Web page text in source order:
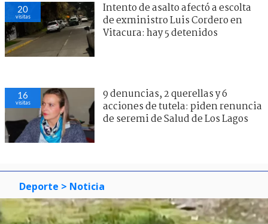
20
visitas
Intento de asalto afectó a escolta
de exministro Luis Cordero en
Vitacura: hay 5 detenidos
16
visitas
9 denuncias, 2 querellas y 6
acciones de tutela: piden renuncia
de seremi de Salud de Los Lagos
Deporte > Noticia